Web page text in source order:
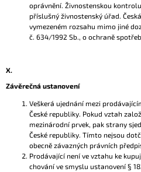
oprávnění. Živnostenskou
příslušný živnostenský úřad.
vymezeném rozsahu mimo jiné
č. 634/1992 Sb., o ochraně
X.
Závěrečná ustanovení
Veškerá ujednání mezi
České republiky. Pokud vztah
mezinárodní prvek, pak strany
České republiky. Tímto nejsou
obecně závazných právních
Prodávající není ve vztahu ke
chování ve smyslu ustanovení §